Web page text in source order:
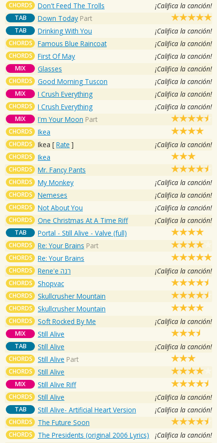
CHORDS Don't Feed The Trolls ¡Califica la canción!
TAB Down Today Part
TAB Drinking With You ¡Califica la canción!
CHORDS Famous Blue Raincoat ¡Califica la canción!
CHORDS First Of May ¡Califica la canción!
MIX Glasses ¡Califica la canción!
CHORDS Good Morning Tuscon ¡Califica la canción!
MIX I Crush Everything ¡Califica la canción!
CHORDS I Crush Everything ¡Califica la canción!
MIX I'm Your Moon Part
CHORDS Ikea
CHORDS Ikea [ Rate ] ¡Califica la canción!
CHORDS Ikea
CHORDS Mr. Fancy Pants
CHORDS My Monkey ¡Califica la canción!
CHORDS Nemeses ¡Califica la canción!
CHORDS Not About You ¡Califica la canción!
CHORDS One Christmas At A Time Riff ¡Califica la canción!
TAB Portal - Still Alive - Valve (full)
CHORDS Re: Your Brains Part
CHORDS Re: Your Brains
CHORDS Rene'e רנה ¡Califica la canción!
CHORDS Shopvac
CHORDS Skullcrusher Mountain
CHORDS Skullcrusher Mountain
CHORDS Soft Rocked By Me ¡Califica la canción!
MIX Still Alive
TAB Still Alive ¡Califica la canción!
CHORDS Still Alive Part
CHORDS Still Alive
MIX Still Alive Riff
CHORDS Still Alive ¡Califica la canción!
TAB Still Alive- Artificial Heart Version ¡Califica la canción!
CHORDS The Future Soon
CHORDS The Presidents (original 2006 Lyrics) ¡Califica la canción!